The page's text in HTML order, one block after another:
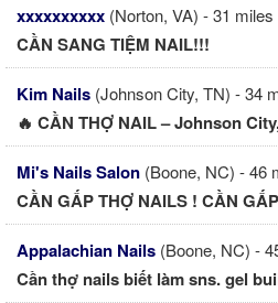
xxxxxxxxxx (Norton, VA) - 31 miles
CẦN SANG TIỆM NAIL!!!
Kim Nails (Johnson City, TN) - 34
🔥 CẦN THỢ NAIL – Johnson
Mi's Nails Salon (Boone, NC) - 46
CẦN GẤP THỢ NAILS ! CẦN
Appalachian Nails (Boone, NC) -
Cần thợ nails biết làm sns. gel